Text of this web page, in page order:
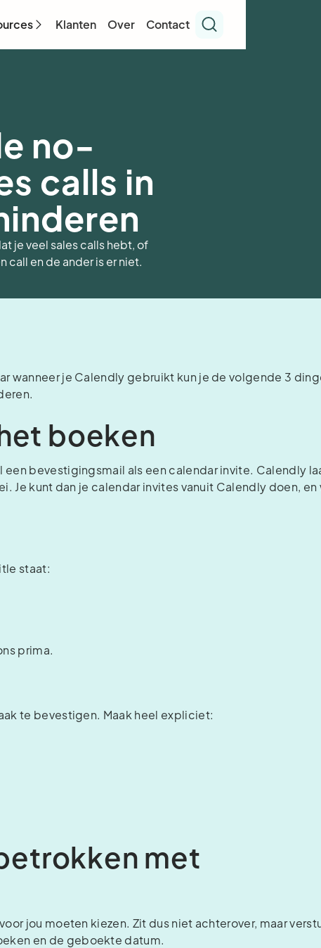
Klanten Over Contact
no-
calls in
je veel sales calls hebt, of
call en de ander is er niet.
wanneer je Calendly gebruikt kun je de volgende 3
boeken
bevestigingsmail als een calendar invite. Calendly
Je kunt dan je calendar invites vanuit Calendly doen, en
staat:
prima.
te bevestigen. Maak heel expliciet:
met
jou moeten kiezen. Zit dus niet achterover, maar
en de geboekte datum.